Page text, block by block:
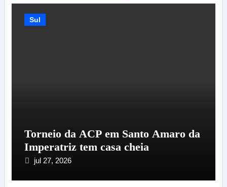
Sul
Torneio da ACP em Santo Amaro da
Imperatriz tem casa cheia
jul 27, 2026